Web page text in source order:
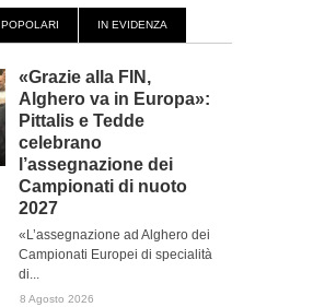
POPOLARI IN EVIDENZA
«Grazie alla FIN,
Alghero va in Europa»:
Pittalis e Tedde
celebrano
l’assegnazione dei
Campionati di nuoto
2027
«L’assegnazione ad Alghero dei
Campionati Europei di specialità
di...
8 Agosto 2026